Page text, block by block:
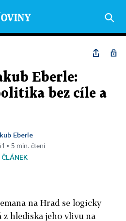
Eberle:
bez cíle a
Eberle
▪ 5 min. čtení
ČLÁNEK
na Hrad se logicky
hlediska jeho vlivu na